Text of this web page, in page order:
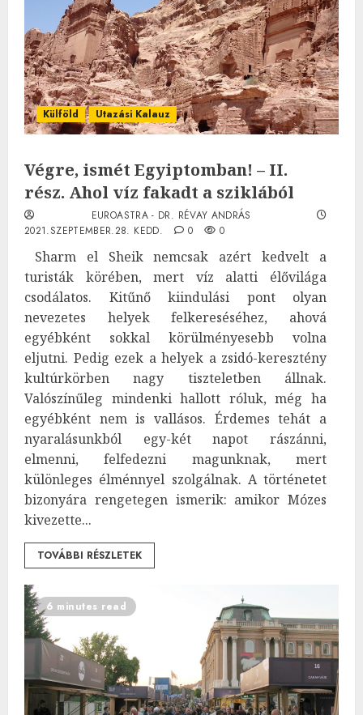
Külföld Utazási Kalauz
Végre, ismét Egyiptomban! – II.
rész. Ahol víz fakadt a sziklából
EUROASTRA - DR. RÉVAY ANDRÁS
2021.SZEPTEMBER.28. KEDD.
0 0
Sharm el Sheik nemcsak azért kedvelt a
turisták körében, mert víz alatti élővilága
csodálatos. Kitűnő kiindulási pont olyan
nevezetes helyek felkereséséhez, ahová
egyébként sokkal körülményesebb volna
eljutni. Pedig ezek a helyek a zsidó-keresztény
kultúrkörben nagy tiszteletben állnak.
Valószínűleg mindenki hallott róluk, még ha
egyébként nem is vallásos. Érdemes tehát a
nyaralásunkból egy-két napot rászánni,
elmenni, felfedezni magunknak, mert
különleges élménnyel szolgálnak. A történetet
bizonyára rengetegen ismerik: amikor Mózes
kivezette...
TOVÁBBI RÉSZLETEK
6 minutes read